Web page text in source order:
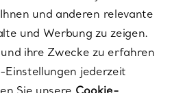
und anderen relevante
und Werbung zu zeigen.
ihre Zwecke zu erfahren
Einstellungen jederzeit
Sie unsere Cookie-